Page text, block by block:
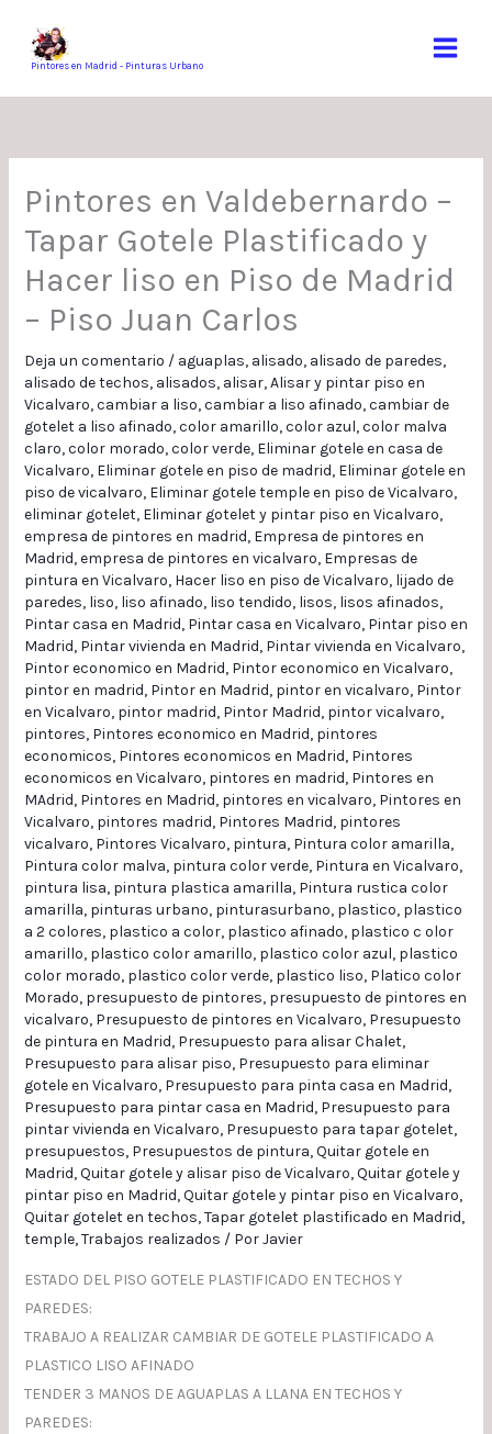
contenidoPintores en Madrid - Pinturas Urbano
Pintores en Valdebernardo –
Tapar Gotele Plastificado y
Hacer liso en Piso de Madrid
– Piso Juan Carlos
Deja un comentario / aguaplas, alisado, alisado de paredes,
alisado de techos, alisados, alisar,Alisar y pintar piso en
Vicalvaro,cambiar a liso,cambiar a liso afinado,cambiar de
gotelet a liso afinado,color amarillo,color azul,color malva
claro,color morado,color verde, Eliminar gotele en casa de
Vicalvaro, Eliminar gotele en piso de madrid, Eliminar gotele en
piso de vicalvaro, Eliminar gotele temple en piso de Vicalvaro,
eliminar gotelet, Eliminar gotelet y pintar piso en Vicalvaro,
empresa de pintores en madrid, Empresa de pintores en
Madrid,empresa de pintores en vicalvaro, Empresas de
pintura en Vicalvaro, Hacer liso en piso de Vicalvaro, lijado de
paredes, liso, liso afinado, liso tendido, lisos, lisos afinados,
Pintar casa en Madrid, Pintar casa en Vicalvaro, Pintar piso en
Madrid, Pintar vivienda en Madrid, Pintar vivienda en Vicalvaro,
Pintor economico en Madrid, Pintor economico en Vicalvaro,
pintor en madrid, Pintor en Madrid, pintor en vicalvaro, Pintor
en Vicalvaro, pintor madrid, Pintor Madrid, pintor vicalvaro,
pintores, Pintores economico en Madrid, pintores
economicos, Pintores economicos en Madrid, Pintores
economicos en Vicalvaro, pintores en madrid, Pintores en
MAdrid, Pintores en Madrid, pintores en vicalvaro, Pintores en
Vicalvaro, pintores madrid, Pintores Madrid, pintores
vicalvaro, Pintores Vicalvaro, pintura, Pintura color amarilla,
Pintura color malva, pintura color verde, Pintura en Vicalvaro,
pintura lisa, pintura plastica amarilla, Pintura rustica color
amarilla, pinturas urbano, pinturasurbano, plastico, plastico
a 2 colores, plastico a color, plastico afinado, plastico c olor
amarillo, plastico color amarillo, plastico color azul, plastico
color morado, plastico color verde, plastico liso, Platico color
Morado, presupuesto de pintores, presupuesto de pintores en
vicalvaro, Presupuesto de pintores en Vicalvaro, Presupuesto
de pintura en Madrid, Presupuesto para alisar Chalet,
Presupuesto para alisar piso, Presupuesto para eliminar
gotele en Vicalvaro, Presupuesto para pinta casa en Madrid,
Presupuesto para pintar casa en Madrid, Presupuesto para
pintar vivienda en Vicalvaro, Presupuesto para tapar gotelet,
presupuestos, Presupuestos de pintura,Quitar gotele en
Madrid,Quitar gotele y alisar piso de Vicalvaro,Quitar gotele y
pintar piso en Madrid,Quitar gotele y pintar piso en Vicalvaro,
Quitar gotelet en techos,Tapar gotelet plastificado en Madrid,
temple,Trabajos realizados / PorJavier
ESTADO DEL PISO GOTELE PLASTIFICADO EN TECHOS Y
PAREDES:
TRABAJO A REALIZAR CAMBIAR DE GOTELE PLASTIFICADO A
PLASTICO LISO AFINADO
TENDER 3 MANOS DE AGUAPLAS A LLANA EN TECHOS Y
PAREDES: